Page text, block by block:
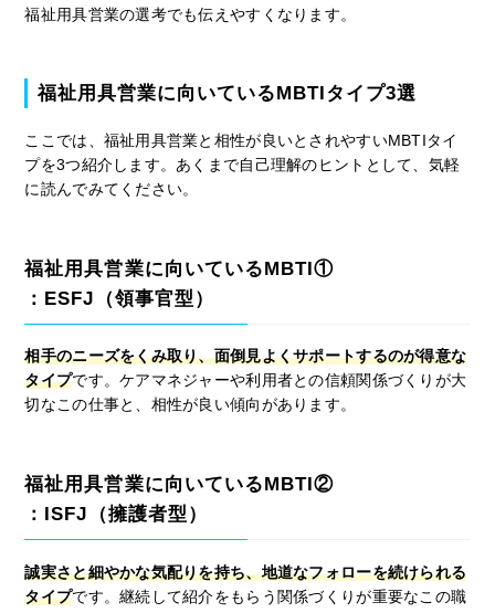
福祉用具営業の選考でも伝えやすくなります。
福祉用具営業に向いているMBTIタイプ3選
ここでは、福祉用具営業と相性が良いとされやすいMBTIタイ
プを3つ紹介します。あくまで自己理解のヒントとして、気軽
に読んでみてください。
福祉用具営業に向いているMBTI①
：ESFJ（領事官型）
相手のニーズをくみ取り、面倒見よくサポートするのが得意な
タイプです。ケアマネジャーや利用者との信頼関係づくりが大
切なこの仕事と、相性が良い傾向があります。
福祉用具営業に向いているMBTI②
：ISFJ（擁護者型）
誠実さと細やかな気配りを持ち、地道なフォローを続けられる
タイプです。継続して紹介をもらう関係づくりが重要なこの職